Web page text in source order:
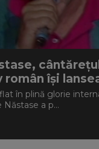
român își
în plină glorie
a p...